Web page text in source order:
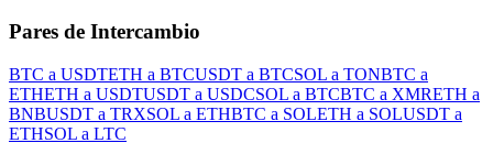
Pares de Intercambio
BTC a USDTETH a BTCUSDT a BTCSOL a TONBTC a
ETHETH a USDTUSDT a USDCSOL a BTCBTC a XMRETH a
BNBUSDT a TRXSOL a ETHBTC a SOLETH a SOLUSDT a
ETHSOL a LTC